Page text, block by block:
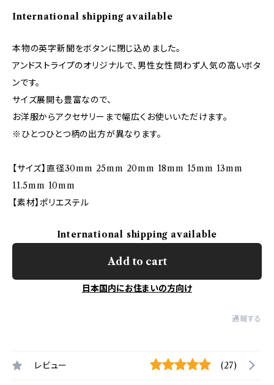
International shipping available
本物の英字新聞をボタンに閉じ込めました。
アンドストライプのオリジナルで、男性女性問わず人気の高いボタ
ンです。
サイズ展開も豊富なので、
お洋服からアクセサリーまで幅広くお使いいただけます。
※ひとつひとつ柄の出方が異なります。
【サイズ】直径30mm 25mm 20mm 18mm 15mm 13mm
11.5mm 10mm
【素材】ポリエステル
International shipping available
Add to cart
日本国内にお住まいの方向け
通報する
レビュー (27)